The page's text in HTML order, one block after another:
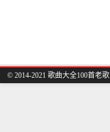
© 2014-2021 歌曲大全100首老歌